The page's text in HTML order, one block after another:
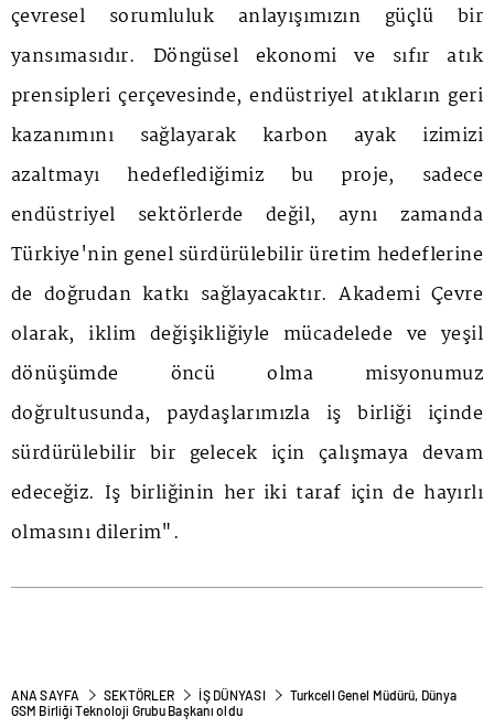
çevresel sorumluluk anlayışımızın güçlü bir
yansımasıdır. Döngüsel ekonomi ve sıfır atık
prensipleri çerçevesinde, endüstriyel atıkların geri
kazanımını sağlayarak karbon ayak izimizi
azaltmayı hedeflediğimiz bu proje, sadece
endüstriyel sektörlerde değil, aynı zamanda
Türkiye'nin genel sürdürülebilir üretim hedeflerine
de doğrudan katkı sağlayacaktır. Akademi Çevre
olarak, iklim değişikliğiyle mücadelede ve yeşil
dönüşümde öncü olma misyonumuz
doğrultusunda, paydaşlarımızla iş birliği içinde
sürdürülebilir bir gelecek için çalışmaya devam
edeceğiz. İş birliğinin her iki taraf için de hayırlı
olmasını dilerim".
ANA SAYFA SEKTÖRLER İŞ DÜNYASI
Turkcell Genel Müdürü, Dünya
GSM Birliği Teknoloji Grubu Başkanı oldu